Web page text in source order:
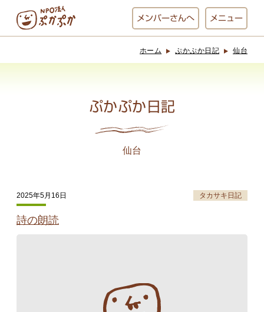
メンバーさんへ メニュー
おひるごはん
お休み中
アート屋
わんど
ホーム ぷかぷか日記 仙台
ぷかぷか日記
仙台
2025年5月16日 タカサキ日記
詩の朗読